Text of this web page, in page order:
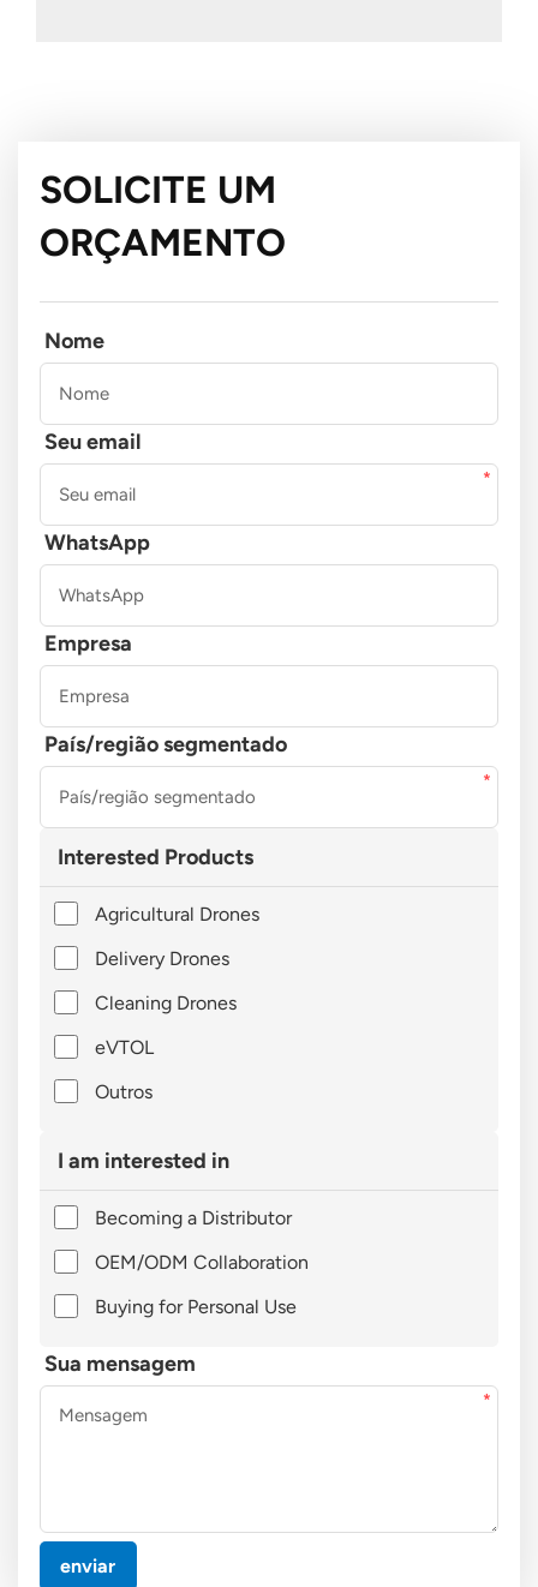
SOLICITE UM
ORÇAMENTO
Nome
Seu email
WhatsApp
Empresa
País/região segmentado
Interested Products
Agricultural Drones
Delivery Drones
Cleaning Drones
eVTOL
Outros
I am interested in
Becoming a Distributor
OEM/ODM Collaboration
Buying for Personal Use
Sua mensagem
enviar